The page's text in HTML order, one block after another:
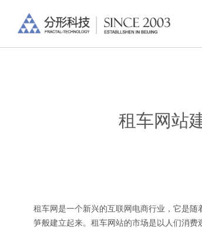
租车网站
租车网是一个新兴的互联网电商行业，它是
笋般建立起来。租车网站的市场是以人们消